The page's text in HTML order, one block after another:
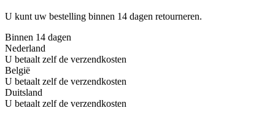
U kunt uw bestelling binnen 14 dagen retourneren.
Binnen 14 dagen
Nederland
U betaalt zelf de verzendkosten
België
U betaalt zelf de verzendkosten
Duitsland
U betaalt zelf de verzendkosten